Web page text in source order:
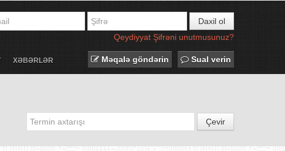
Daxil ol
Qeydiyyat Şifrəni unutmusunuz?
XƏBƏRLƏR Məqalə göndərin Sual verin
Çevir